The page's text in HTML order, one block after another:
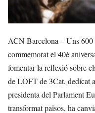
ACN Barcelona – Uns 600
commemorat el 40è
fomentar la reflexió sobre
de LOFT de 3Cat, dedicat
presidenta del Parlament
transformat països, ha